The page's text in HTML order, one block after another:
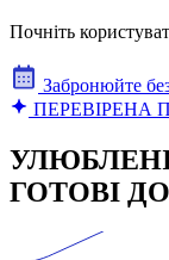
Почніть
Забронюйте
ПЕРЕВІРЕНА
ГОТОВІ